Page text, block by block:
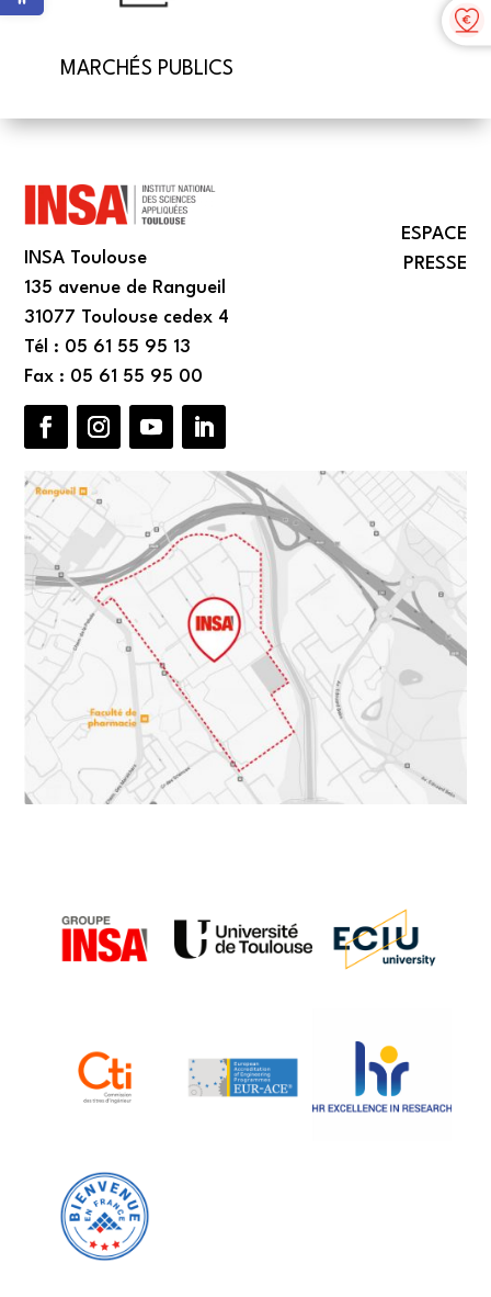
MARCHÉS PUBLICS
INSA Toulouse
135 avenue de Rangueil
31077 Toulouse cedex 4
Tél : 05 61 55 95 13
Fax : 05 61 55 95 00
ESPACE
PRESSE